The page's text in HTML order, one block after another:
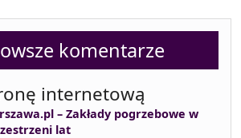
komentarze
internetową
– Zakłady pogrzebowe w
lat